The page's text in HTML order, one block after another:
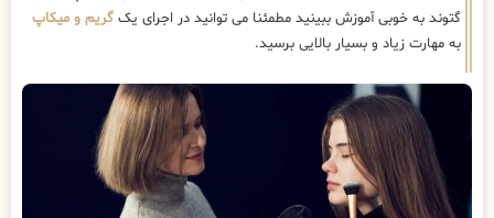
گتوند به خوبی آموزش ببینید مطمئنا می توانید در اجرای یک گریم و میکاپ
به مهارت زیاد و بسیار بالایی برسید.